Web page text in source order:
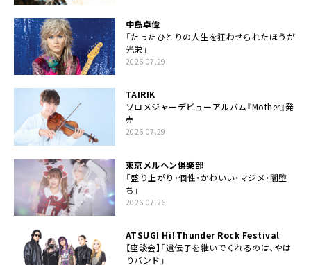
中島卓偉
「たったひとりの人生を狂わせられたほうが
光栄」
2026.07.29
TAIRIK
ソロメジャーデビューアルバム『Mother』発
売
2026.07.29
東京メルヘン倶楽部
「盛り上がり・個性・かわいい・マジメ・闇堕
ち」
2026.07.26
ATSUGI Hi！Thunder Rock Festival
【座談会】「遺伝子を継いでくれるのは、やは
りバンド」